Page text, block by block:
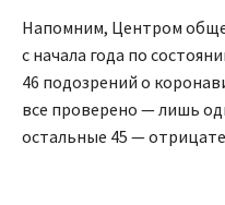
Напомним, Центром
с начала года по
46 подозрений о
все проверено — лишь
остальные 45 —